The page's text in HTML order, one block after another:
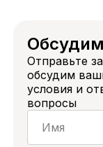
Отправьте
обсудим
условия и
вопросы